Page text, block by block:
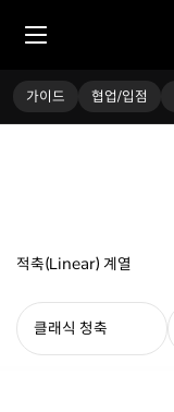
가이드 협업/입점
적축(Linear) 계열
클래식 청축